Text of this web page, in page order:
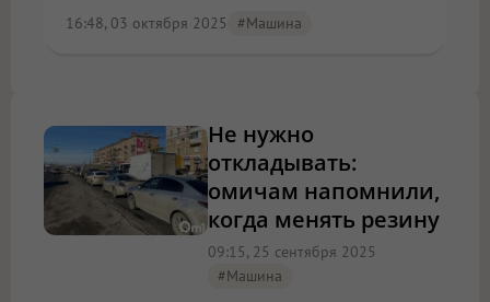
16:48, 03 октября 2025 #машина
Не нужно
откладывать:
омичам напомнили,
когда менять резину
09:15, 25 сентября 2025
#машина